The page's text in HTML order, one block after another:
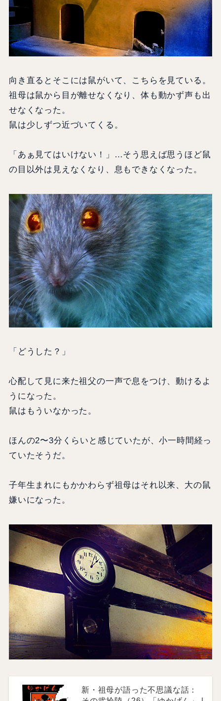
向き直るとそこには鼠がいて、こちらを見ている。
祖母は鼠から目が離せなくなり、体も動かず声も出
せなくなった。
鼠は少しずつ近づいてくる。
「あぁ見てはいけない！」…そう思えば思うほど鼠
の目以外は見えなくなり、息もできなくなった。
「どうした？」
心配して見に来た祖父の一声で息をつけ、動けるよ
うになった。
鼠はもういなかった。
ほんの2〜3分くらいと感じていたが、小一時間経っ
ていたそうだ。
子年生まれにもかかわらず祖母はそれ以来、大の鼠
嫌いになった。
新・祖母が語った不思議な話：